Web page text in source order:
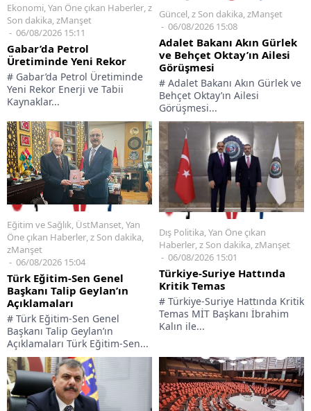
Ekonomi,Yan Öne çıkan Haberler,z
Son dakika,zManşet
06/08/2026 15:11
Gabar’da Petrol
Üretiminde Yeni Rekor
# Gabar’da Petrol Üretiminde
Yeni Rekor Enerji ve Tabii
Kaynaklar...
Güncel,z Son dakika,zManşet
06/08/2026 15:08
Adalet Bakanı Akın Gürlek
ve Behçet Oktay’ın Ailesi
Görüşmesi
# Adalet Bakanı Akın Gürlek ve
Behçet Oktay’ın Ailesi
Görüşmesi...
Eğitim ve Sağlık, ÜstManset,Yan
Öne çıkan Haberler,z Son dakika,
zManşet
06/08/2026 15:04
Türk Eğitim-Sen Genel
Başkanı Talip Geylan’ın
Açıklamaları
# Türk Eğitim-Sen Genel
Başkanı Talip Geylan’ın
Açıklamaları Türk Eğitim-Sen...
Dış Politika,Yan Öne çıkan
Haberler,z Son dakika,zManşet
06/08/2026 15:01
Türkiye-Suriye Hattında
Kritik Temas
# Türkiye-Suriye Hattında Kritik
Temas MİT Başkanı İbrahim
Kalın ile...